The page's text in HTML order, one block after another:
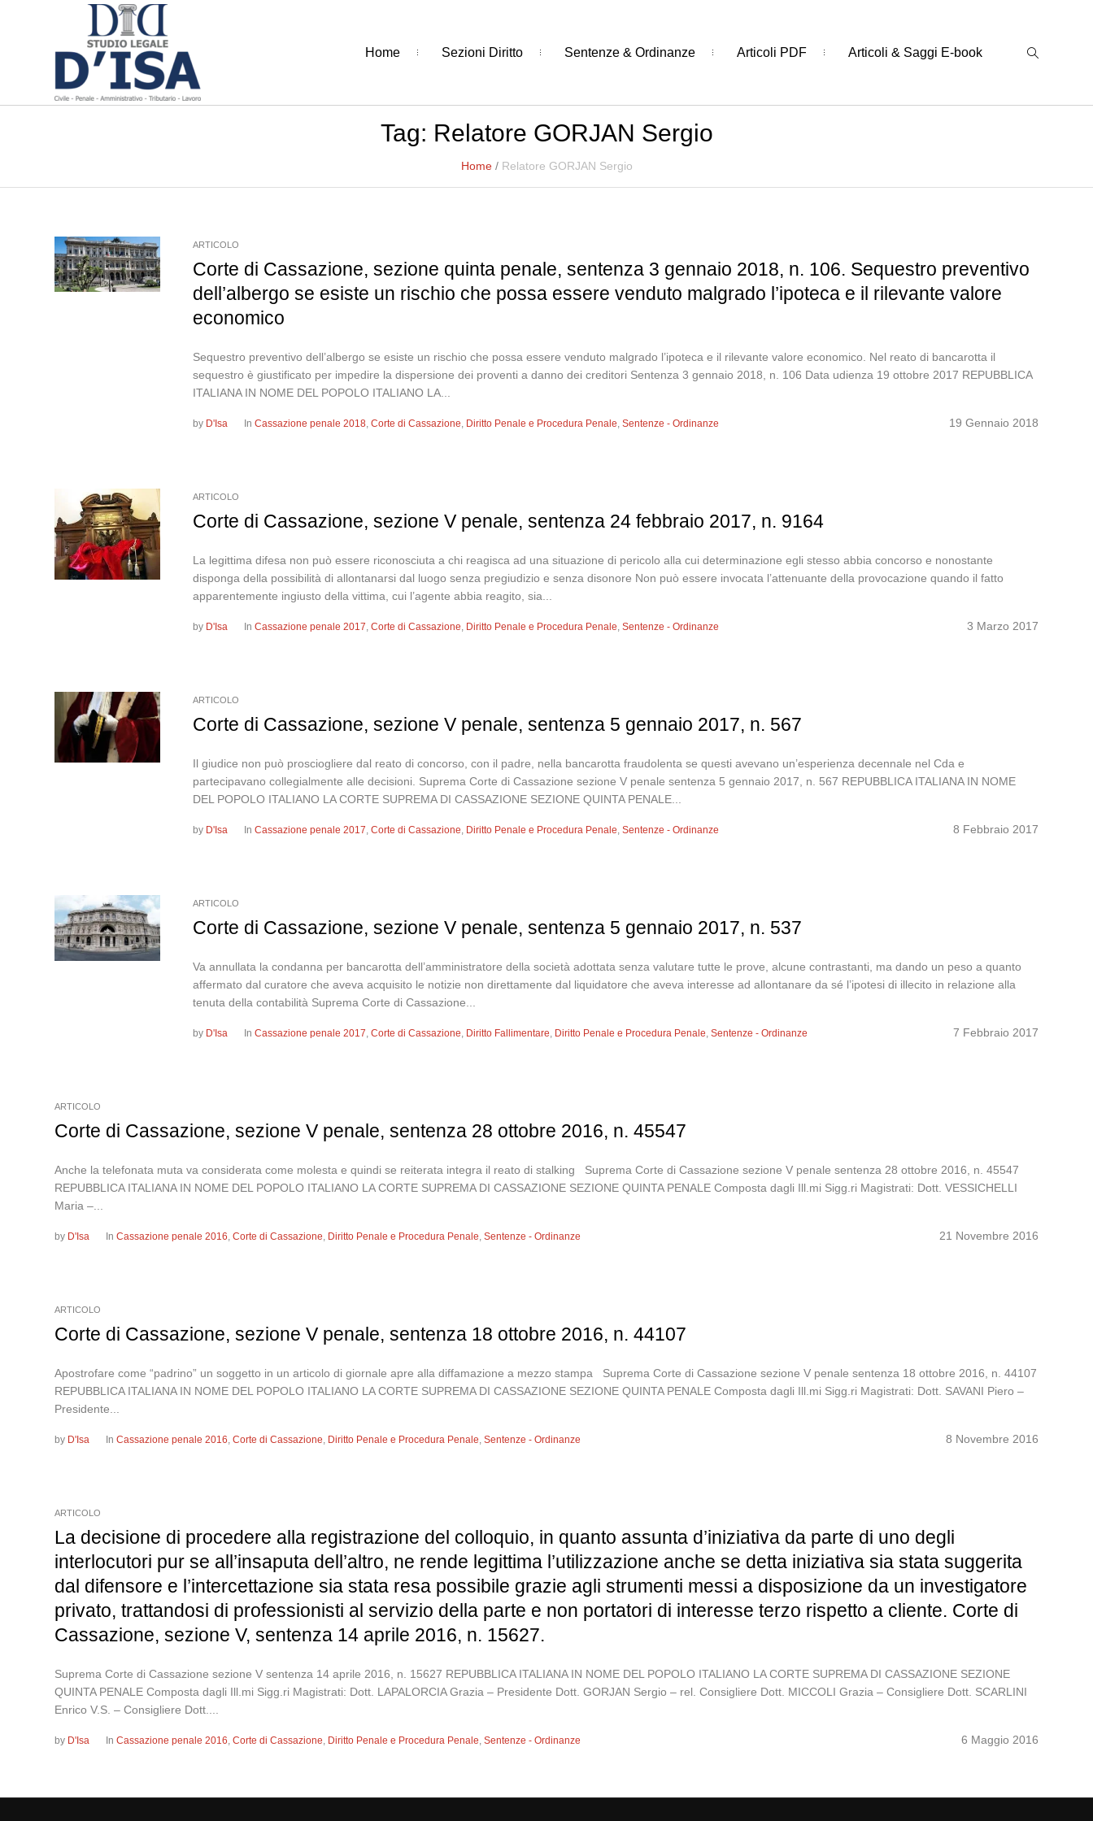
Home Sezioni Diritto Sentenze & Ordinanze Articoli PDF Articoli & Saggi E-book
Tag: Relatore GORJAN Sergio
Home / Relatore GORJAN Sergio
ARTICOLO
Corte di Cassazione, sezione quinta penale, sentenza 3 gennaio 2018, n. 106. Sequestro preventivo
dell’albergo se esiste un rischio che possa essere venduto malgrado l’ipoteca e il rilevante valore
economico
Sequestro preventivo dell’albergo se esiste un rischio che possa essere venduto malgrado l’ipoteca e il rilevante valore economico. Nel reato di bancarotta il
sequestro è giustificato per impedire la dispersione dei proventi a danno dei creditori Sentenza 3 gennaio 2018, n. 106 Data udienza 19 ottobre 2017 REPUBBLICA
ITALIANA IN NOME DEL POPOLO ITALIANO LA...
19 Gennaio 2018
by D'Isa InCassazione penale 2018,Corte di Cassazione, Diritto Penale e Procedura Penale,Sentenze - Ordinanze
ARTICOLO
Corte di Cassazione, sezione V penale, sentenza 24 febbraio 2017, n. 9164
La legittima difesa non può essere riconosciuta a chi reagisca ad una situazione di pericolo alla cui determinazione egli stesso abbia concorso e nonostante
disponga della possibilità di allontanarsi dal luogo senza pregiudizio e senza disonore Non può essere invocata l’attenuante della provocazione quando il fatto
apparentemente ingiusto della vittima, cui l’agente abbia reagito, sia...
3 Marzo 2017
by D'Isa InCassazione penale 2017,Corte di Cassazione, Diritto Penale e Procedura Penale,Sentenze - Ordinanze
ARTICOLO
Corte di Cassazione, sezione V penale, sentenza 5 gennaio 2017, n. 567
Il giudice non può prosciogliere dal reato di concorso, con il padre, nella bancarotta fraudolenta se questi avevano un’esperienza decennale nel Cda e
partecipavano collegialmente alle decisioni. Suprema Corte di Cassazione sezione V penale sentenza 5 gennaio 2017, n. 567 REPUBBLICA ITALIANA IN NOME
DEL POPOLO ITALIANO LA CORTE SUPREMA DI CASSAZIONE SEZIONE QUINTA PENALE...
8 Febbraio 2017
by D'Isa InCassazione penale 2017,Corte di Cassazione, Diritto Penale e Procedura Penale,Sentenze - Ordinanze
ARTICOLO
Corte di Cassazione, sezione V penale, sentenza 5 gennaio 2017, n. 537
Va annullata la condanna per bancarotta dell’amministratore della società adottata senza valutare tutte le prove, alcune contrastanti, ma dando un peso a quanto
affermato dal curatore che aveva acquisito le notizie non direttamente dal liquidatore che aveva interesse ad allontanare da sé l’ipotesi di illecito in relazione alla
tenuta della contabilità Suprema Corte di Cassazione...
7 Febbraio 2017
by D'Isa InCassazione penale 2017,Corte di Cassazione, Diritto Fallimentare, Diritto Penale e Procedura Penale,Sentenze - Ordinanze
ARTICOLO
Corte di Cassazione, sezione V penale, sentenza 28 ottobre 2016, n. 45547
Anche la telefonata muta va considerata come molesta e quindi se reiterata integra il reato di stalking Suprema Corte di Cassazione sezione V penale sentenza 28 ottobre 2016, n. 45547
REPUBBLICA ITALIANA IN NOME DEL POPOLO ITALIANO LA CORTE SUPREMA DI CASSAZIONE SEZIONE QUINTA PENALE Composta dagli Ill.mi Sigg.ri Magistrati: Dott. VESSICHELLI
Maria –...
21 Novembre 2016
by D'Isa InCassazione penale 2016,Corte di Cassazione, Diritto Penale e Procedura Penale,Sentenze - Ordinanze
ARTICOLO
Corte di Cassazione, sezione V penale, sentenza 18 ottobre 2016, n. 44107
Apostrofare come “padrino” un soggetto in un articolo di giornale apre alla diffamazione a mezzo stampa Suprema Corte di Cassazione sezione V penale sentenza 18 ottobre 2016, n. 44107
REPUBBLICA ITALIANA IN NOME DEL POPOLO ITALIANO LA CORTE SUPREMA DI CASSAZIONE SEZIONE QUINTA PENALE Composta dagli Ill.mi Sigg.ri Magistrati: Dott. SAVANI Piero –
Presidente...
8 Novembre 2016
by D'Isa InCassazione penale 2016,Corte di Cassazione, Diritto Penale e Procedura Penale,Sentenze - Ordinanze
ARTICOLO
La decisione di procedere alla registrazione del colloquio, in quanto assunta d’iniziativa da parte di uno degli
interlocutori pur se all’insaputa dell’altro, ne rende legittima l’utilizzazione anche se detta iniziativa sia stata suggerita
dal difensore e l’intercettazione sia stata resa possibile grazie agli strumenti messi a disposizione da un investigatore
privato, trattandosi di professionisti al servizio della parte e non portatori di interesse terzo rispetto a cliente. Corte di
Cassazione, sezione V, sentenza 14 aprile 2016, n. 15627.
Suprema Corte di Cassazione sezione V sentenza 14 aprile 2016, n. 15627 REPUBBLICA ITALIANA IN NOME DEL POPOLO ITALIANO LA CORTE SUPREMA DI CASSAZIONE SEZIONE
QUINTA PENALE Composta dagli Ill.mi Sigg.ri Magistrati: Dott. LAPALORCIA Grazia – Presidente Dott. GORJAN Sergio – rel. Consigliere Dott. MICCOLI Grazia – Consigliere Dott. SCARLINI
Enrico V.S. – Consigliere Dott....
6 Maggio 2016
by D'Isa InCassazione penale 2016,Corte di Cassazione, Diritto Penale e Procedura Penale,Sentenze - Ordinanze